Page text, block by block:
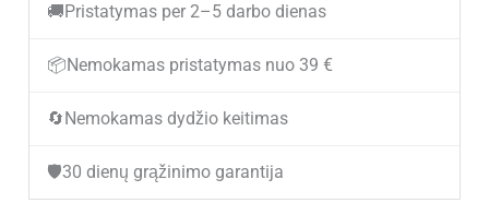
Stilingi
balti
batai
🚚 Pristatymas per 2–5 darbo dienas
📦 Nemokamas pristatymas nuo 39 €
🔄 Nemokamas dydžio keitimas
🛡️30 dienų grąžinimo garantija